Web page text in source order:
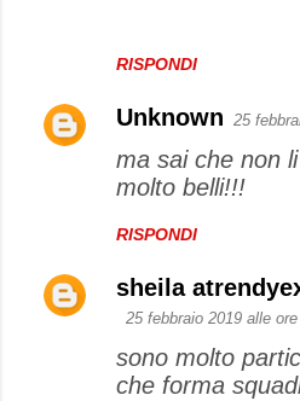
RISPONDI
Unknown 25
ma sai che non
molto belli!!!
RISPONDI
sheila
25 febbraio 2019 alle
sono molto
che forma